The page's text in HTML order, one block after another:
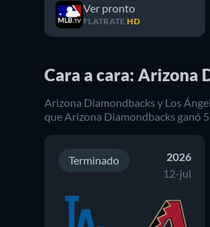
Ver pronto
FLATRATE HD
Cara a cara: Arizona
Arizona Diamondbacks y Los
que Arizona Diamondbacks ganó 5
Terminado
2026
12-jul